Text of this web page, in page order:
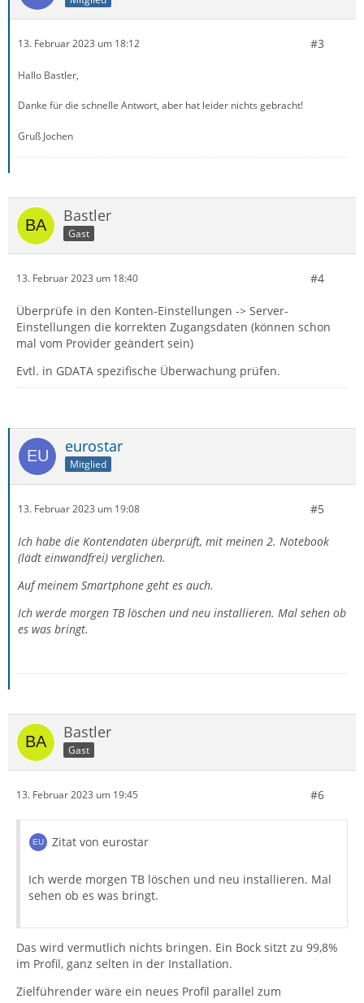
13. Februar 2023 um 18:12 #3
Hallo Bastler,
Danke für die schnelle Antwort, aber hat leider nichts gebracht!
Gruß Jochen
Bastler
Gast
13. Februar 2023 um 18:40 #4
Überprüfe in den Konten-Einstellungen -> Server-
Einstellungen die korrekten Zugangsdaten (können schon
mal vom Provider geändert sein)
Evtl. in GDATA spezifische Überwachung prüfen.
eurostar
Mitglied
13. Februar 2023 um 19:08 #5
Ich habe die Kontendaten überprüft, mit meinen 2. Notebook
(lädt einwandfrei) verglichen.
Auf meinem Smartphone geht es auch.
Ich werde morgen TB löschen und neu installieren. Mal sehen ob
es was bringt.
Bastler
Gast
13. Februar 2023 um 19:45 #6
Zitat von eurostar
Ich werde morgen TB löschen und neu installieren. Mal
sehen ob es was bringt.
Das wird vermutlich nichts bringen. Ein Bock sitzt zu 99,8%
im Profil, ganz selten in der Installation.
Zielführender wäre ein neues Profil parallel zum